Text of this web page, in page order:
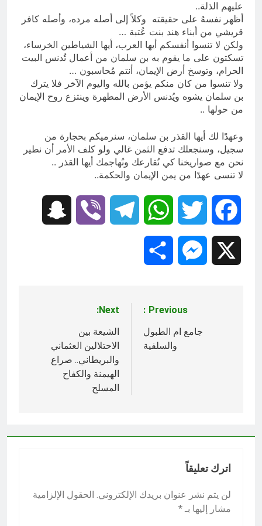
عليهم الذلة..
أظهر نفسهُ على حقيقته وكلاً إلى أصله مرده، وأصله كافر
قريشي من أبناء هند بنت عُتبة …
ولكن لا تنسوا أنفسكم أيها العرب، أيها الشياطين الخرساء،
تسكتون على ما يقوم به بن سلمان من أعمال تُدنس البيت
الحرام، وتوسخ أرض الإيمان، أنتم مُحاسبون …
ولا تنسوا من كان منكم يؤمن بالله واليوم الآخر فلا يترك
بن سلمان يشوه ويُدنس الأرض المطهرة وينتزع روح الإيمان
من حولها ..
وعهدًا لك أيها القذر بن سلمان، سنرميكم بحجارة من
سجيل، وسنجعلك تدفع الثمن غالي ولو كلف الأمر أن نطير
نحن مع صواريخنا كي نُقارعك ونُهاجمك أيها القذر ..
لا تنسى عهدًا من يمن الإيمان والحكمة..
Facebook
Twitter
WhatsApp
Telegram
Viber
Messenger
المقالات
Previous:
جامع ام الطبول
والسلفية
Next:
الشيعة بين
الاحتلالين العثماني
والبريطاني.. صراع
الهيمنة والكفاح
المسلح
اترك تعليقاً
لن يتم نشر عنوان بريدك الإلكتروني. الحقول الإلزامية
مشار إليها بـ *